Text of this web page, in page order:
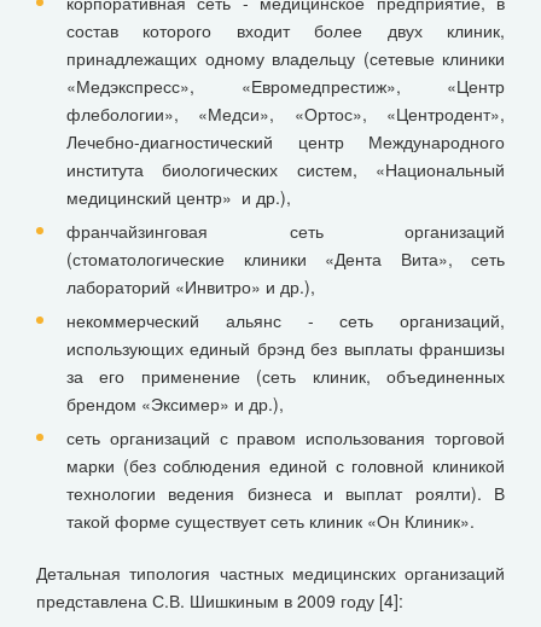
состав которого входит более двух клиник,
принадлежащих одному владельцу (сетевые клиники
«Медэкспресс», «Евромедпрестиж», «Центр
флебологии», «Медси», «Ортос», «Центродент»,
Лечебно-диагностический центр Международного
института биологических систем, «Национальный
медицинский центр» и др.),
франчайзинговая сеть организаций
(стоматологические клиники «Дента Вита», сеть
лабораторий «Инвитро» и др.),
некоммерческий альянс - сеть организаций,
использующих единый брэнд без выплаты франшизы
за его применение (сеть клиник, объединенных
брендом «Эксимер» и др.),
сеть организаций с правом использования торговой
марки (без соблюдения единой с головной клиникой
технологии ведения бизнеса и выплат роялти). В
такой форме существует сеть клиник «Он Клиник».
Детальная типология частных медицинских организаций
представлена С.В. Шишкиным в 2009 году [4]: